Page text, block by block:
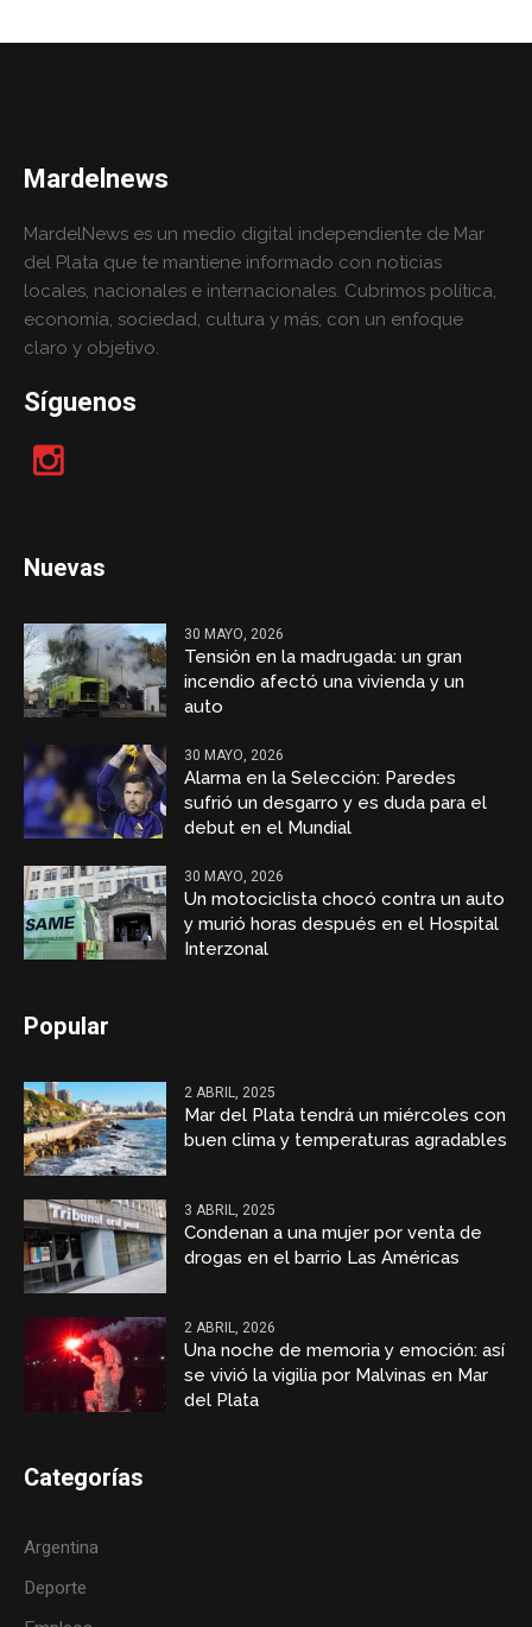
Mardelnews
MardelNews es un medio digital independiente de Mar
del Plata que te mantiene informado con noticias
locales, nacionales e internacionales. Cubrimos política,
economía, sociedad, cultura y más, con un enfoque
claro y objetivo.
Síguenos
Nuevas
30 MAYO, 2026
Tensión en la madrugada: un gran
incendio afectó una vivienda y un
auto
30 MAYO, 2026
Alarma en la Selección: Paredes
sufrió un desgarro y es duda para el
debut en el Mundial
30 MAYO, 2026
Un motociclista chocó contra un auto
y murió horas después en el Hospital
Interzonal
Popular
2 ABRIL, 2025
Mar del Plata tendrá un miércoles con
buen clima y temperaturas agradables
3 ABRIL, 2025
Condenan a una mujer por venta de
drogas en el barrio Las Américas
2 ABRIL, 2026
Una noche de memoria y emoción: así
se vivió la vigilia por Malvinas en Mar
del Plata
Categorías
Argentina
Deporte